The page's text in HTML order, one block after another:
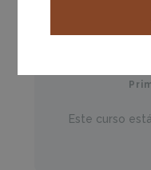
Este curso